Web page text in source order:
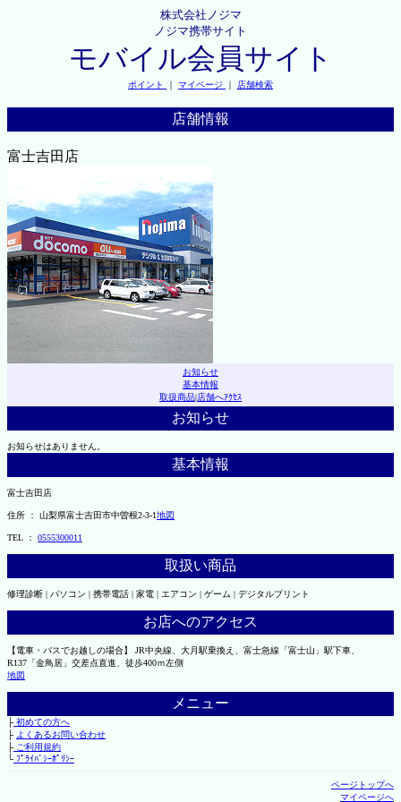
株式会社ノジマ
ノジマ携帯サイト
モバイル会員サイト
ポイント ｜ マイページ ｜ 店舗検索
店舗情報
富士吉田店
お知らせ
基本情報
取扱商品|店舗へｱｸｾｽ
お知らせ
お知らせはありません。
基本情報
富士吉田店
住所 ： 山梨県富士吉田市中曽根2-3-1地図
TEL ： 0555300011
取扱い商品
修理診断 | パソコン | 携帯電話 | 家電 | エアコン | ゲーム | デジタルプリント
お店へのアクセス
【電車・バスでお越しの場合】 JR中央線、大月駅乗換え、富士急線「富士山」駅下車、
R137「金鳥居」交差点直進、徒歩400ｍ左側
地図
メニュー
├初めての方へ
├ よくあるお問い合わせ
├ご利用規約
└ﾌﾟﾗｲﾊﾞｼｰﾎﾟﾘｼｰ
ページトップへ
マイページへ